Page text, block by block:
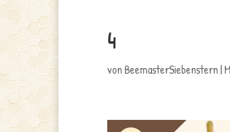
4
vonBeemasterSiebenstern|